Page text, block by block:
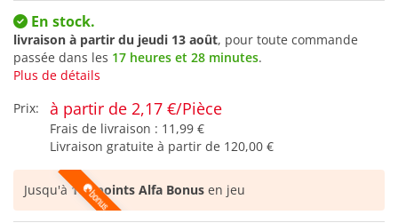
En stock.
livraison à partir du jeudi 13 août, pour toute commande
passée dans les 17 heures et 28 minutes.
Plus de détails
Prix:
à partir de 2,17 €/Pièce
Frais de livraison : 11,99 €
Livraison gratuite à partir de 120,00 €
Jusqu'à108 points Alfa Bonus en jeu